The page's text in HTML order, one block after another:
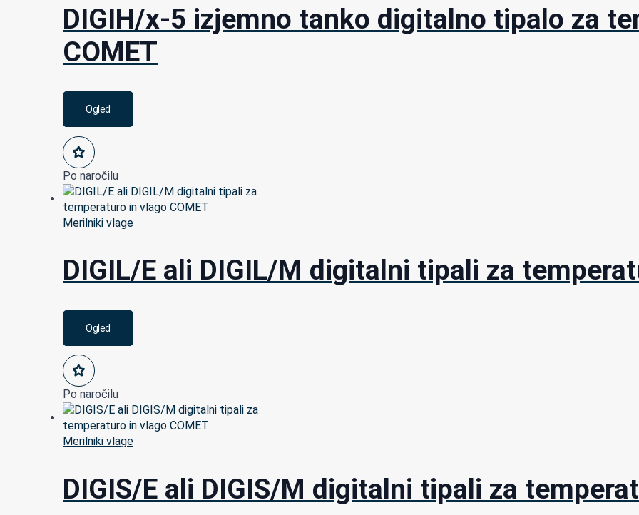
DIGIH/x-5 izjemno tanko digitalno tipalo za
COMET
Ogled
Po naročilu
Merilniki vlage
DIGIL/E ali DIGIL/M digitalni tipali za
Ogled
Po naročilu
Merilniki vlage
DIGIS/E ali DIGIS/M digitalni tipali za